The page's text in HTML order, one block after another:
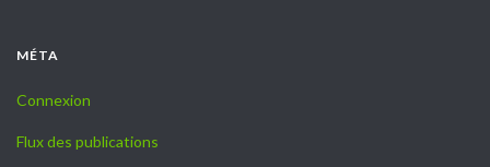
MÉTA
Connexion
Flux des publications